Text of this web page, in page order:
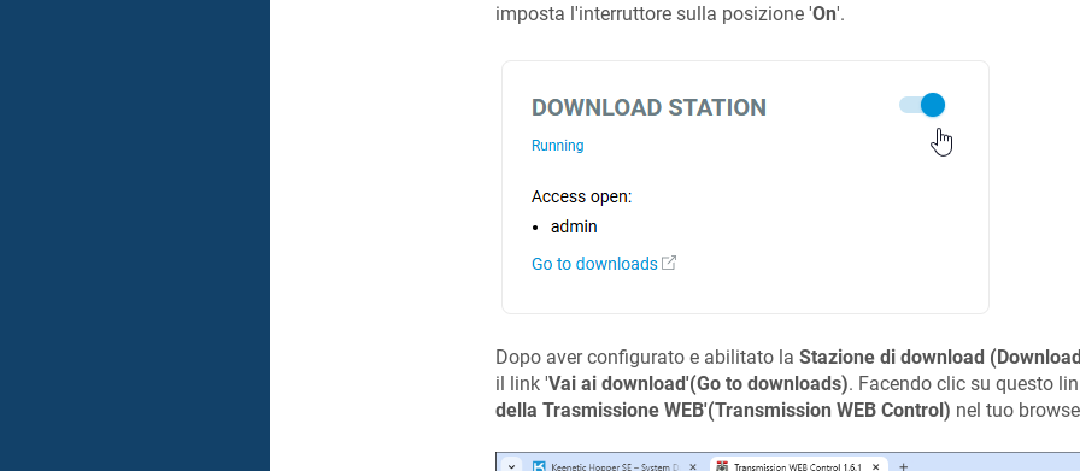
imposta l'interruttore sulla posizione 'On'.
Dopo aver configurato e abilitato la Stazione di download
il link 'Vai ai download'(Go to downloads). Facendo clic su questo
della Trasmissione WEB'(Transmission WEB Control) nel tuo